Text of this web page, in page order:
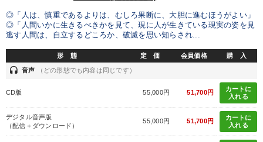
◎「人は、慎重であるよりは、むしろ果断に、大胆に進むほうがよい」
◎「人間いかに生きるべきかを見て、現に人が生きている現実の姿を見
逃す人間は、自立するどころか、破滅を思い知らされ...
形 態 定 価 会員価格 購 入
headset 音声 （どの形態でも内容は同じです）
CD版 55,000円 51,700円
カートに
入れる
デジタル音声版
（配信＋ダウンロード）
55,000円 51,700円
カートに
入れる